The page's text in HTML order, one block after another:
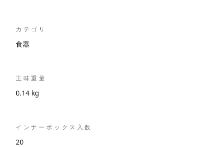
カテゴリ
食器
正味重量
0.14 kg
インナーボックス入数
20